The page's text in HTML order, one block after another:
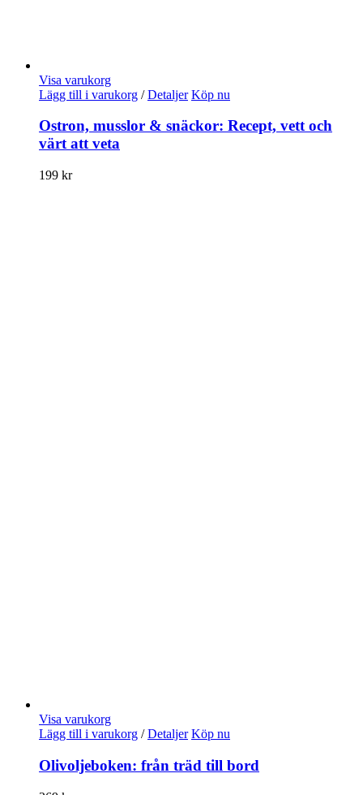
Visa varukorg
Lägg till i varukorg / Detaljer Köp nu
Ostron, musslor & snäckor: Recept, vett och
värt att veta
199 kr
Visa varukorg
Lägg till i varukorg / Detaljer Köp nu
Olivoljeboken: från träd till bord